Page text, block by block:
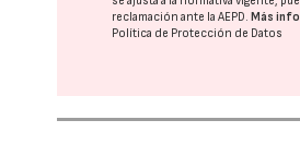
reclamación ante laAEPD. Más
Política de Protección de Datos